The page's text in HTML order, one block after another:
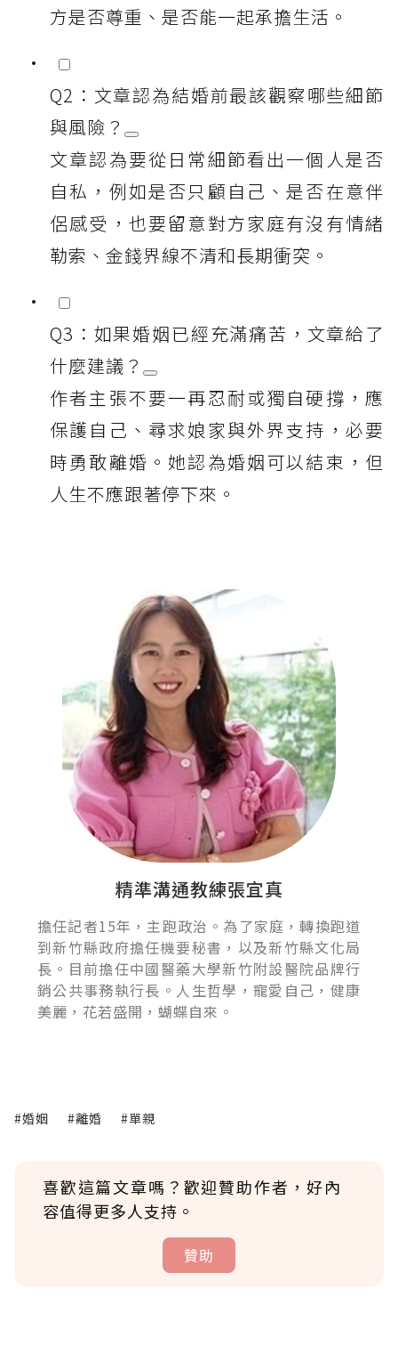
方是否尊重、是否能一起承擔生活。
Q2：文章認為結婚前最該觀察哪些細節
與風險？
文章認為要從日常細節看出一個人是否
自私，例如是否只顧自己、是否在意伴
侶感受，也要留意對方家庭有沒有情緒
勒索、金錢界線不清和長期衝突。
Q3：如果婚姻已經充滿痛苦，文章給了
什麼建議？
作者主張不要一再忍耐或獨自硬撐，應
保護自己、尋求娘家與外界支持，必要
時勇敢離婚。她認為婚姻可以結束，但
人生不應跟著停下來。
精準溝通教練張宜真
擔任記者15年，主跑政治。為了家庭，轉換跑道
到新竹縣政府擔任機要秘書，以及新竹縣文化局
長。目前擔任中國醫藥大學新竹附設醫院品牌行
銷公共事務執行長。人生哲學，寵愛自己，健康
美麗，花若盛開，蝴蝶自來。
#婚姻 #離婚 #單親
喜歡這篇文章嗎？歡迎贊助作者，好內
容值得更多人支持。
贊助